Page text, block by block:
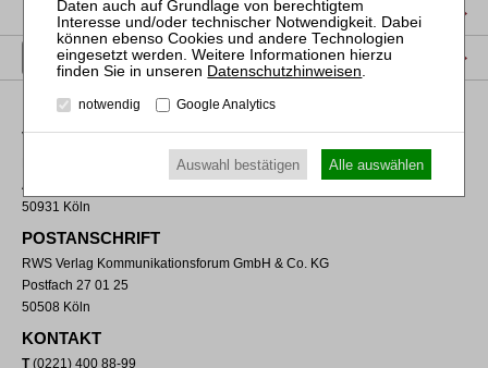
PRODUKTSICHERHEIT (GPSR)
VERTRAG WIDERRUFEN
VERLAGSADRESSE
RWS Verlag Kommunikationsforum GmbH & Co. KG
Aachener Straße 222
50931 Köln
POSTANSCHRIFT
RWS Verlag Kommunikationsforum GmbH & Co. KG
Postfach 27 01 25
50508 Köln
KONTAKT
T(0221) 400 88-99
Datenschutzhinweisen
notwendig Google Analytics
Auswahl bestätigen Alle auswählen